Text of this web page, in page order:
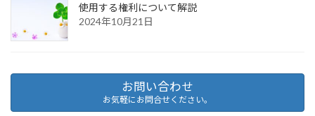
使用する権利について解説
2024年10月21日
お問い合わせ
お気軽にお問合せください。